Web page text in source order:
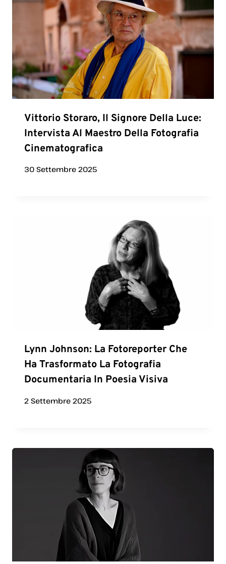
Vittorio Storaro, Il Signore Della Luce:
Intervista Al Maestro Della Fotografia
Cinematografica
30 Settembre 2025
Lynn Johnson: La Fotoreporter Che
Ha Trasformato La Fotografia
Documentaria In Poesia Visiva
2 Settembre 2025